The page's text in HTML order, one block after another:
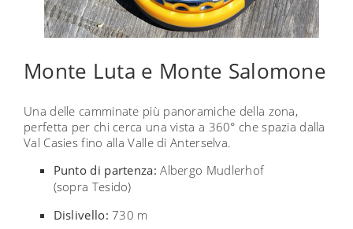
Monte Luta e Monte Salomone
Una delle camminate più panoramiche della zona,
perfetta per chi cerca una vista a 360° che spazia dalla
Val Casies fino alla Valle di Anterselva.
Punto di partenza: Albergo Mudlerhof
(sopra Tesido)
Dislivello: 730 m